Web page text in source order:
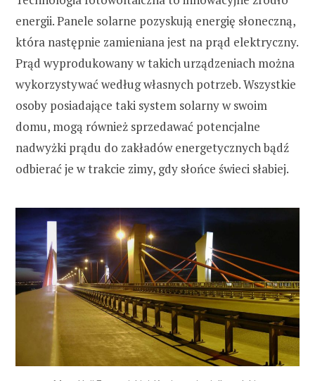
energii. Panele solarne pozyskują energię słoneczną,
która następnie zamieniana jest na prąd elektryczny.
Prąd wyprodukowany w takich urządzeniach można
wykorzystywać według własnych potrzeb. Wszystkie
osoby posiadające taki system solarny w swoim
domu, mogą również sprzedawać potencjalne
nadwyżki prądu do zakładów energetycznych bądź
odbierać je w trakcie zimy, gdy słońce świeci słabiej.